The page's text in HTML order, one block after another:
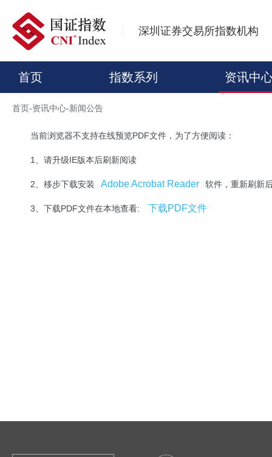
深圳证券交易所指数机构
首页 指数系列 资讯中
首页-资讯中心-新闻公告
当前浏览器不支持在线预览PDF文件，为了方便阅读：
1、请升级IE版本后刷新阅读
2、移步下载安装 Adobe Acrobat Reader 软件，重新刷新
3、下载PDF文件在本地查看: 下载PDF文件